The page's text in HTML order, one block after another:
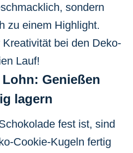
sondern
zu einem Highlight.
bei den Deko-
Lauf!
Genießen
lagern
fest ist, sind
Cookie-Kugeln fertig